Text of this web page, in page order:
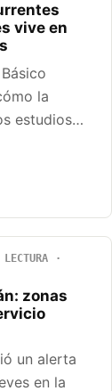
vive en
la
estudios…
zonas
un alerta
en la